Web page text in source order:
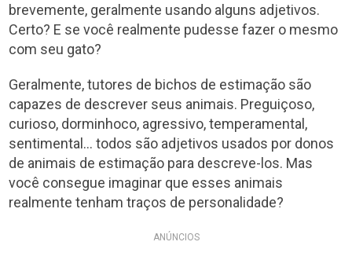
brevemente, geralmente usando alguns adjetivos.
Certo? E se você realmente pudesse fazer o mesmo
com seu gato?
Geralmente, tutores de bichos de estimação são
capazes de descrever seus animais. Preguiçoso,
curioso, dorminhoco, agressivo, temperamental,
sentimental… todos são adjetivos usados por donos
de animais de estimação para descreve-los. Mas
você consegue imaginar que esses animais
realmente tenham traços de personalidade?
ANÚNCIOS